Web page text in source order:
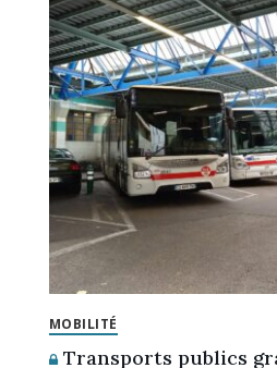
MOBILITÉ
Transports publics